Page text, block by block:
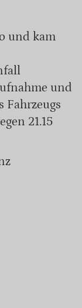
und kam
und
Fahrzeugs
21.15